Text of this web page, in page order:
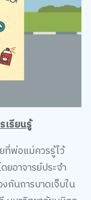
เรียนรู้
ที่พ่อแม่ควรรู้ไว้
ยอาจารย์ประจำ
กันการบาดเจ็บใน